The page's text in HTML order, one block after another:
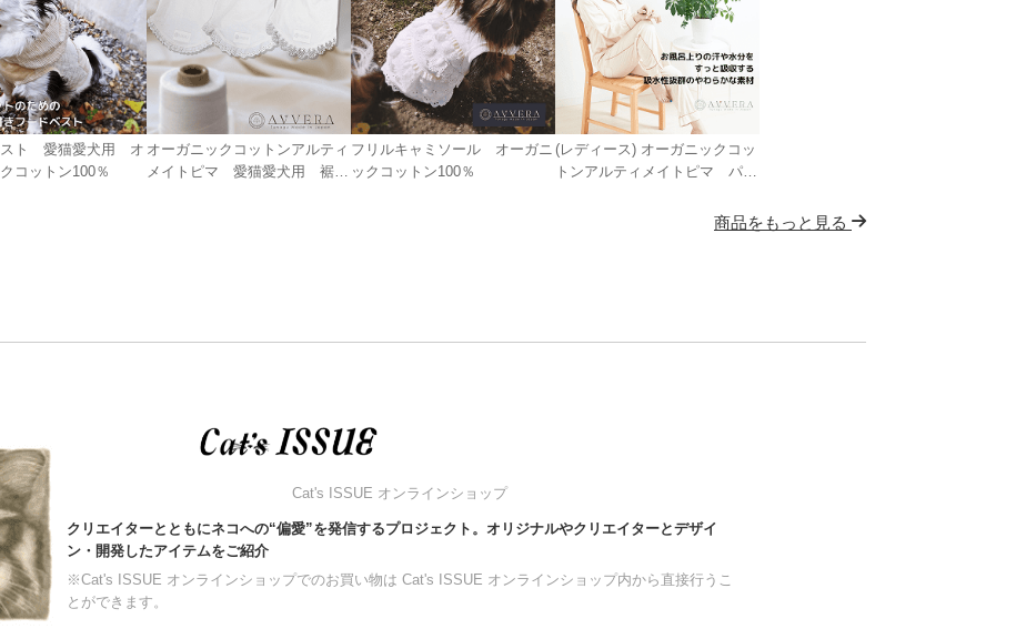
スト 愛猫愛犬用 オ
コットン100％
オーガニックコットンアルティ
メイトピマ 愛猫愛犬用 裾飾
フリルキャミソール オーガニ
ックコットン100％
(レディース) オーガニックコッ
トンアルティメイトピマ パジ
商品をもっと見る
Cat's ISSUE オンラインショップ
クリエイターとともにネコへの“偏愛”を発信するプロジェクト。オリジナルやクリエイターとデザイ
ン・開発したアイテムをご紹介
※Cat's ISSUE オンラインショップでのお買い物は Cat's ISSUE オンラインショップ内から直接行うこ
とができます。